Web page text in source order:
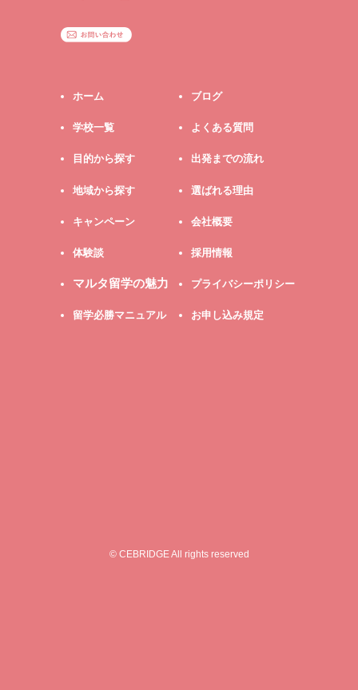
ホーム
学校一覧
目的から探す
地域から探す
キャンペーン
体験談
マルタ留学の魅力
留学必勝マニュアル
ブログ
よくある質問
出発までの流れ
選ばれる理由
会社概要
採用情報
プライバシーポリシー
お申し込み規定
© CEBRIDGE All rights reserved